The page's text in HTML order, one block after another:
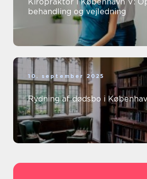
behandling og vejledning
10. september 2025
Rydning af dødsbo i